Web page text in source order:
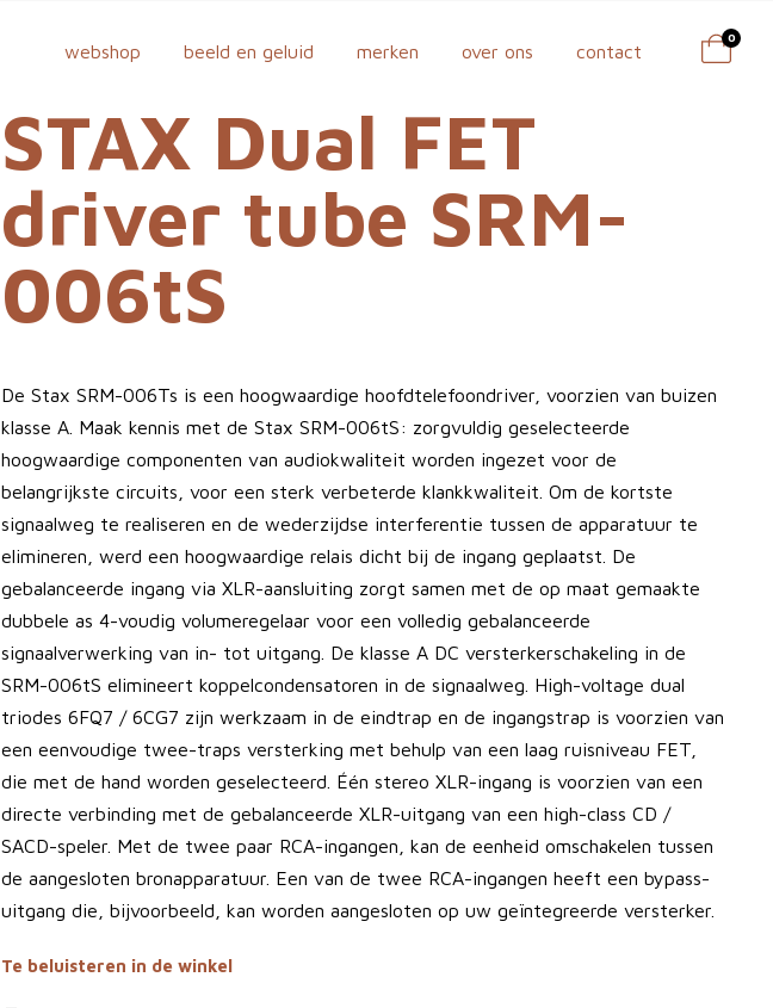
webshop beeld en geluid merken over ons contact
0
STAX Dual FET
driver tube SRM-
006tS
De Stax SRM-006Ts is een hoogwaardige hoofdtelefoondriver, voorzien van buizen
klasse A. Maak kennis met de Stax SRM-006tS: zorgvuldig geselecteerde
hoogwaardige componenten van audiokwaliteit worden ingezet voor de
belangrijkste circuits, voor een sterk verbeterde klankkwaliteit. Om de kortste
signaalweg te realiseren en de wederzijdse interferentie tussen de apparatuur te
elimineren, werd een hoogwaardige relais dicht bij de ingang geplaatst. De
gebalanceerde ingang via XLR-aansluiting zorgt samen met de op maat gemaakte
dubbele as 4-voudig volumeregelaar voor een volledig gebalanceerde
signaalverwerking van in- tot uitgang. De klasse A DC versterkerschakeling in de
SRM-006tS elimineert koppelcondensatoren in de signaalweg. High-voltage dual
triodes 6FQ7 / 6CG7 zijn werkzaam in de eindtrap en de ingangstrap is voorzien van
een eenvoudige twee-traps versterking met behulp van een laag ruisniveau FET,
die met de hand worden geselecteerd. Één stereo XLR-ingang is voorzien van een
directe verbinding met de gebalanceerde XLR-uitgang van een high-class CD /
SACD-speler. Met de twee paar RCA-ingangen, kan de eenheid omschakelen tussen
de aangesloten bronapparatuur. Een van de twee RCA-ingangen heeft een bypass-
uitgang die, bijvoorbeeld, kan worden aangesloten op uw geïntegreerde versterker.
Te beluisteren in de winkel